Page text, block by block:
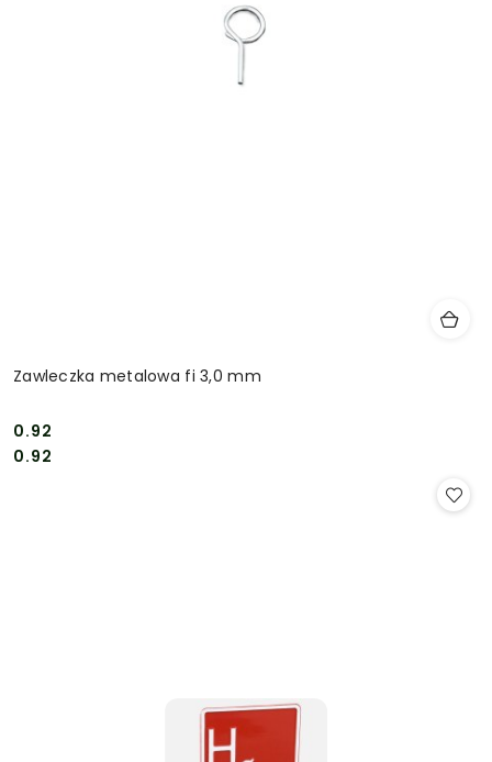
Zawleczka metalowa fi 3,0 mm
Cena:
0.92
Cena:
0.92